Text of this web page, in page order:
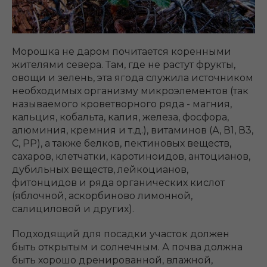
Морошка не даром почитается коренными
жителями севера. Там, где не растут фрукты,
овощи и зелень, эта ягода служила источником
необходимых организму микроэлементов (так
называемого кроветворного ряда - магния,
кальция, кобальта, калия, железа, фосфора,
алюминия, кремния и т.д.), витаминов (А, В1, В3,
С, РР), а также белков, пектиновых веществ,
сахаров, клетчатки, каротиноидов, антоцианов,
дубильных веществ, лейкоцианов,
фитонцидов и ряда органических кислот
(яблочной, аскорбиново лимонной,
салициловой и других).
Подходящий для посадки участок должен
быть открытым и солнечным. А почва должна
быть хорошо дренированной, влажной,